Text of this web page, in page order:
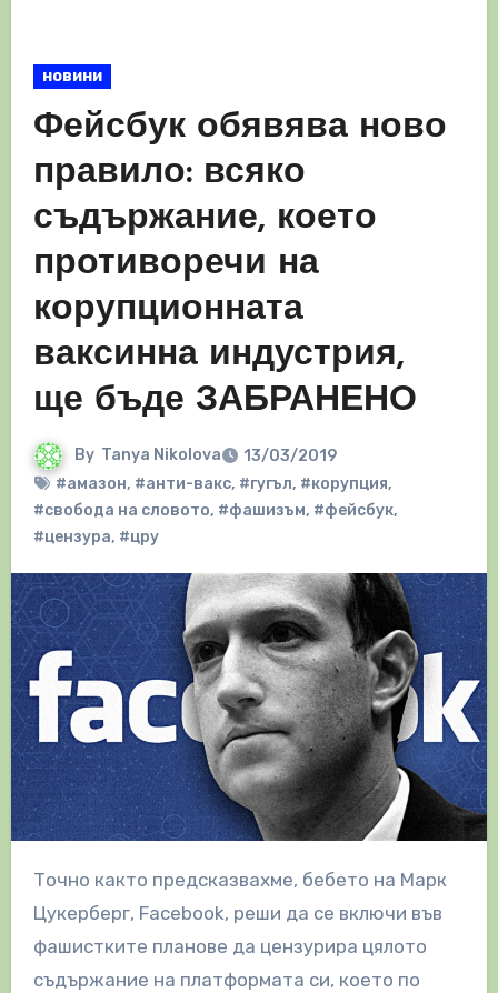
новини
Фейсбук обявява ново
правило: всяко
съдържание, което
противоречи на
корупционната
ваксинна индустрия,
ще бъде ЗАБРАНЕНО
By Tanya Nikolova
13/03/2019
#амазон, #анти-вакс, #гугъл, #корупция,
#свобода на словото, #фашизъм, #фейсбук,
#цензура, #цру
Точно както предсказвахме, бебето на Марк
Цукерберг, Facebook, реши да се включи във
фашистките планове да цензурира цялото
съдържание на платформата си, което по